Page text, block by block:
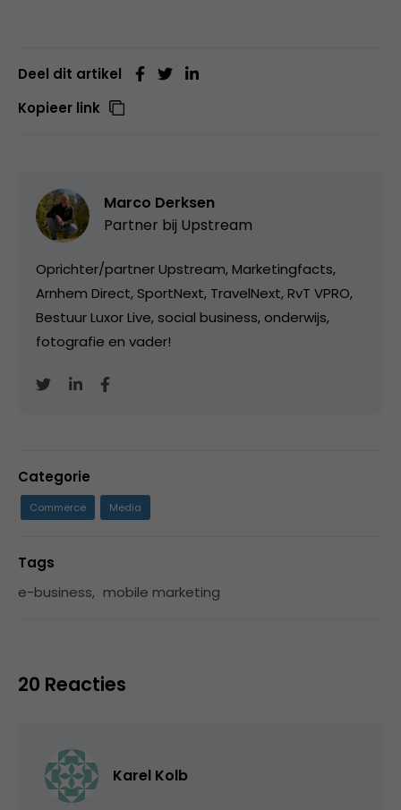
Deel dit artikel
Kopieer link
Marco Derksen
Partner bij Upstream
Oprichter/partner Upstream, Marketingfacts,
Arnhem Direct, SportNext, TravelNext, RvT VPRO,
Bestuur Luxor Live, social business, onderwijs,
fotografie en vader!
Categorie
Commerce Media
Tags
e-business, mobile marketing
20 Reacties
Karel Kolb